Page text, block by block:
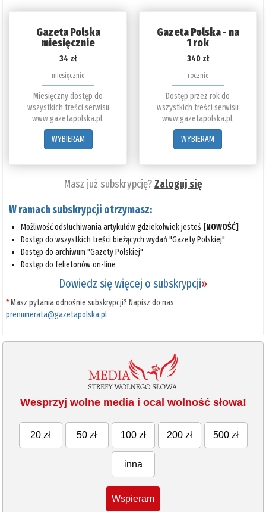
Gazeta Polska
miesięcznie
34 zł
miesięcznie
Miesięczny dostęp do
wszystkich treści serwisu
www.gazetapolska.pl.
WYBIERAM
Gazeta Polska - na
1 rok
340 zł
rocznie
Dostęp przez rok do
wszystkich treści serwisu
www.gazetapolska.pl.
WYBIERAM
Masz już subskrypcję?Zaloguj się
W ramach subskrypcji otrzymasz:
Możliwość odsłuchiwania artykułów gdziekolwiek jesteś [NOWOŚĆ]
Dostęp do wszystkich treści bieżących wydań "Gazety Polskiej"
Dostęp do archiwum "Gazety Polskiej"
Dostęp do felietonów on-line
Dowiedz się więcej o subskrypcji»
*Masz pytania odnośnie subskrypcji? Napisz do nas
prenumerata@gazetapolska.pl
Wesprzyj wolne media i ocal wolność słowa!
20 zł 50 zł 100 zł 200 zł 500 zł
inna
Wspieram